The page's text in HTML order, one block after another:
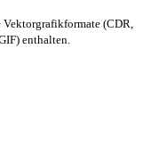
(CDR,
enthalten.